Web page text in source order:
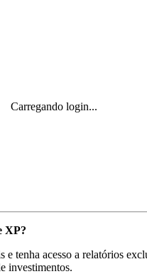
Carregando login...
XP?
e tenha acesso a relatórios
investimentos.